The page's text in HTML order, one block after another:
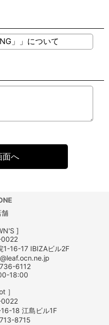
面へ
舗
]
1-16-17 IBIZAビル2F
6112
18:00
］
18 江島ビル1F
8715